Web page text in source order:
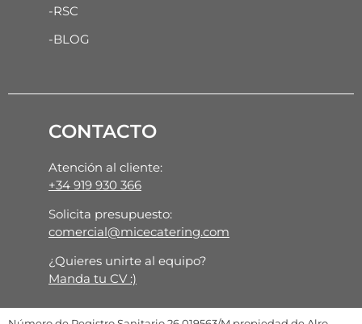
-RSC
-BLOG
CONTACTO
Atención al cliente:
+34 919 930 366
Solicita presupuesto:
comercial@micecatering.com
¿Quieres unirte al equipo?
Manda tu CV :)